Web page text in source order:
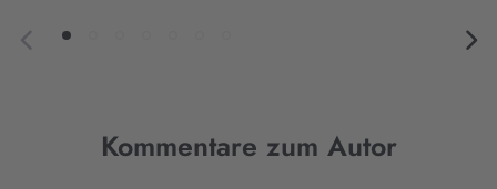
Kommentare zum Autor